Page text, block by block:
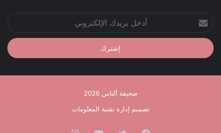
بريدك
الإلكتروني
صحيفة ألناس 2026
تصميم إدارة تقنية المعلومات